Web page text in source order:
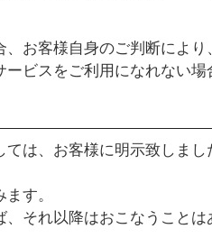
お客様自身のご判断により
ビスをご利用になれない場
は、お客様に明示致しま
す。
それ以降はおこなうことは